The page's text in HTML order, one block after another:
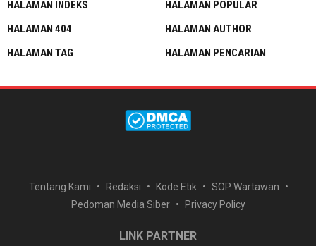
HALAMAN INDEKS
HALAMAN POPULAR
HALAMAN 404
HALAMAN AUTHOR
HALAMAN TAG
HALAMAN PENCARIAN
Tentang Kami Redaksi Kode Etik
SOP Wartawan
Pedoman Media Siber
Privacy Policy
LINK PARTNER